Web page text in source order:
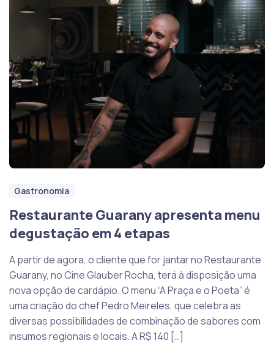
Gastronomia
Restaurante Guarany apresenta menu
degustação em 4 etapas
A partir de agora, o cliente que for jantar no Restaurante
Guarany, no Cine Glauber Rocha, terá à disposição uma
nova opção de cardápio. O menu “A Praça e o Poeta” é
uma criação do chef Pedro Meireles, que celebra as
diversas possibilidades de combinação de sabores com
insumos regionais e locais. A R$ 140 […]